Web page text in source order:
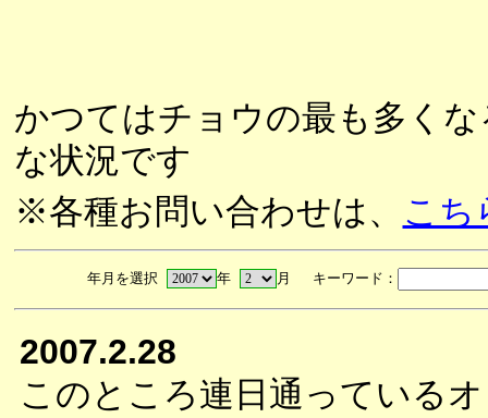
かつてはチョウの最も多く
な状況です
※各種お問い合わせは、 こち
年月を選択 年 月 キーワード：
2007.2.28
このところ連日通っているオ